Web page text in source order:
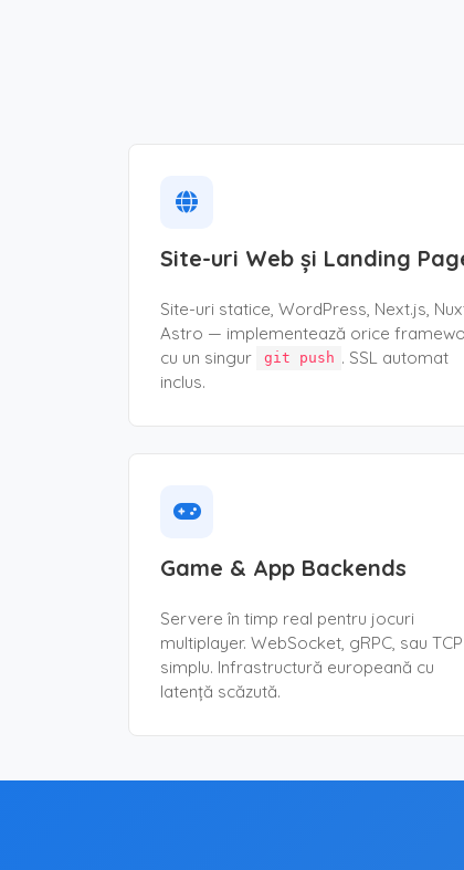
Site-uri Web și Landing
Site-uri statice, WordPress, Next.js,
Astro — implementează orice
cu un singur
git push . SSL automat
inclus.
Game & App Backends
Servere în timp real pentru jocuri
multiplayer. WebSocket, gRPC, sau TCP
simplu. Infrastructură europeană cu
latență scăzută.